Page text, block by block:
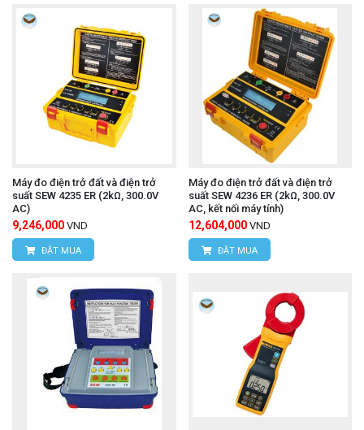
Máy đo điện trở đất và điện trở
suất SEW 4235 ER (2kΩ, 300.0V
AC)
9,246,000 VND
ĐẶT MUA
Máy đo điện trở đất và điện trở
suất SEW 4236 ER (2kΩ, 300.0V
AC, kết nối máy tính)
12,604,000 VND
ĐẶT MUA